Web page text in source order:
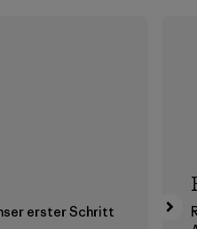
erster Schritt